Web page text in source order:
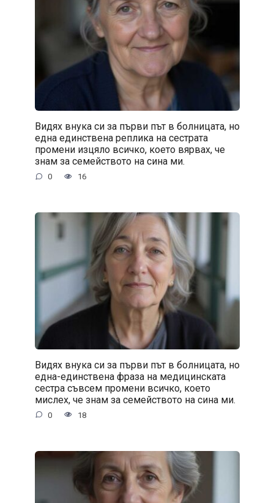
Видях внука си за първи път в болницата, но
една единствена реплика на сестрата
промени изцяло всичко, което вярвах, че
знам за семейството на сина ми.
0 16
Видях внука си за първи път в болницата, но
една-единствена фраза на медицинската
сестра съвсем промени всичко, което
мислех, че знам за семейството на сина ми.
0 18